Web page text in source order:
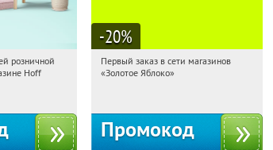
Получили:
розничной
Hoff
-20%
17:25:45
Получи первым!
Первый заказ в сети магазинов
«Золотое Яблоко»
Промокод